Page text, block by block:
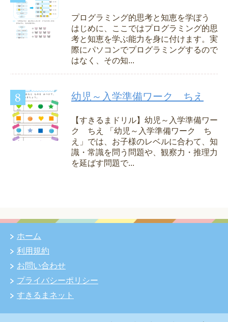
プログラミング的思考と知恵を学ぼう
はじめに、ここではプログラミング的思
考と知恵を学ぶ能力を身に付けます。実
際にパソコンでプログラミングするので
はなく、その知...
幼児～入学準備ワーク ちえ
【すきるまドリル】幼児～入学準備ワー
ク ちえ 「幼児～入学準備ワーク ち
え」では、お子様のレベルに合わて、知
識・常識を問う問題や、観察力・推理力
を延ばす問題で...
ホーム
利用規約
お問い合わせ
プライバシーポリシー
すきるまネット